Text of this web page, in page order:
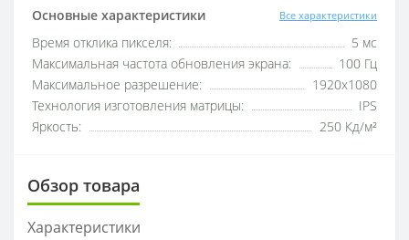
Основные характеристики Все характеристики
Время отклика пикселя:
5 мс
Максимальная частота обновления экрана:
100 Гц
Максимальное разрешение:
1920x1080
Технология изготовления матрицы:
IPS
Яркость:
250 Кд/м²
Обзор товара
Характеристики